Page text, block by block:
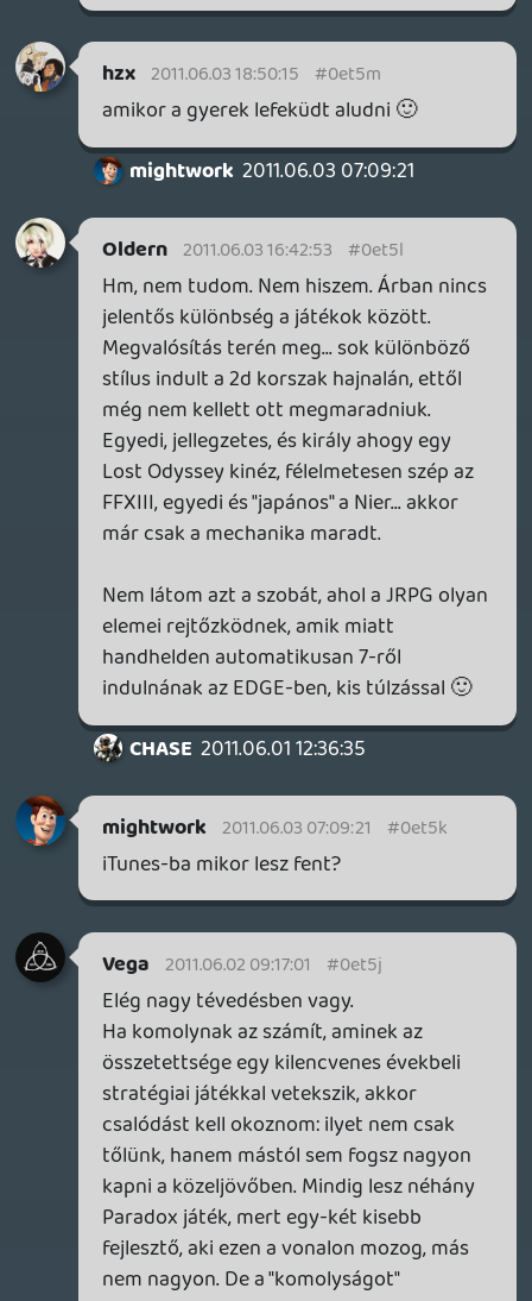
elemei rejtőzködnek, amik miatt
handhelden automatikusan 7-ről
indulnának az EDGE-ben, kis túlzással 🙂
CHASE 2011.06.01 12:36:35
iTunes-ba mikor lesz fent?
Vega 2011.06.02 09:17:01 #0et5j
Elég nagy tévedésben vagy.
Ha komolynak az számít, aminek az
összetettsége egy kilencvenes évekbeli
stratégiai játékkal vetekszik, akkor
csalódást kell okoznom: ilyet nem csak
tőlünk, hanem mástól sem fogsz nagyon
kapni a közeljövőben. Mindig lesz néhány
Paradox játék, mert egy-két kisebb
fejlesztő, aki ezen a vonalon mozog, más
ebben méri manapság, elég komolytalan
lenne pl. a Wipeot sorozatot
komolytalannak vagy repülős
marhaságnak venni, ugye 🙂 Komoly
játékos nem is tesz ilyet.
A melós szöveggel legalább ennyire
mellélőttél: szó sincs arról, hogy van a
munkásoké, akik a fizetségért vakon
követik a parancsokat. Bármennyire
hihetetlen számodra, ezek a "melósok"
zömében szeretnek azon dolgozni, amit
éppen fejlesztenek, számomra pl. a Sine
Mora jelenleg a családom után a
legfontosabb dolog az életemben,
folyamatosan azon agyalok, hogyan
lehetne még jobbá tenni, éjszaka pedig az
editorral álmodom. Biztos vagyok abban,
hogy a Skydriften dolgozók közül is sokan
így vannak ezzel.
Egy dologban igazad van, ez a DR már nem
az a DR, ezt nem is tagadja senki. Aki egy
kicsit odafigyel, az emellett azt is látja,
hogy tizennégy év alatt némileg
megváltozott a minket körbevevő piac is.
Lavitz 2011.06.01 22:40:58